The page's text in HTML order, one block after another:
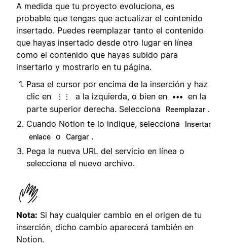
A medida que tu proyecto evoluciona, es
probable que tengas que actualizar el contenido
insertado. Puedes reemplazar tanto el contenido
que hayas insertado desde otro lugar en línea
como el contenido que hayas subido para
insertarlo y mostrarlo en tu página.
Pasa el cursor por encima de la inserción y haz
clic en
⋮⋮ a la izquierda, o bien en •••
en la
parte superior derecha. Selecciona
Reemplazar .
Cuando Notion te lo indique, selecciona
Insertar
enlace o Cargar .
Pega la nueva URL del servicio en línea o
selecciona el nuevo archivo.
Nota: Si hay cualquier cambio en el origen de tu
inserción, dicho cambio aparecerá también en
Notion.